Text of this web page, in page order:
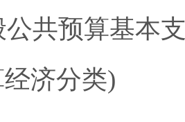
公共预算基本
济分类)